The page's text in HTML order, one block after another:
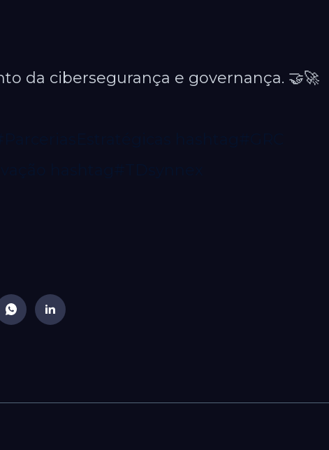
da cibersegurança e governança. 🤝🚀